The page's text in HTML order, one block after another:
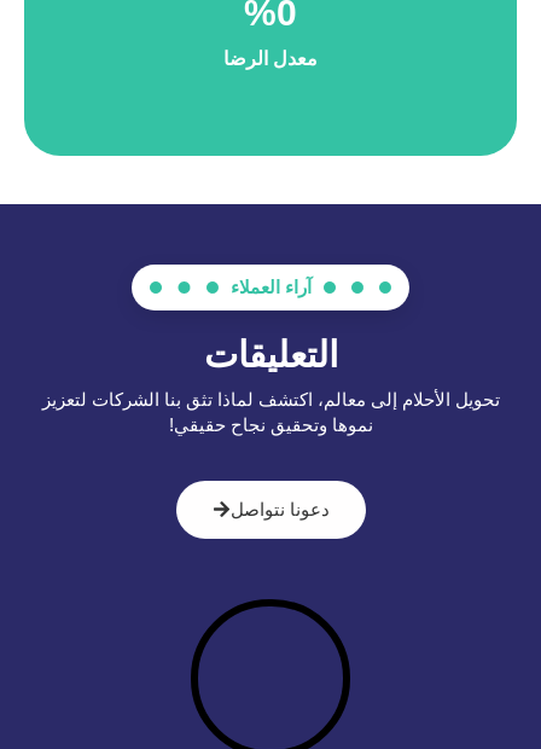
معدل الرضا
0
%
آراء العملاء
التعليقات
تحويل الأحلام إلى معالم، اكتشف لماذا تثق بنا الشركات لتعزيز
نموها وتحقيق نجاح حقيقي!
دعونا نتواصل